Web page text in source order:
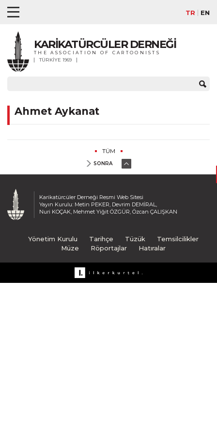
TR EN
KARİKATÜRCÜLER DERNEĞİ
THE ASSOCIATION OF CARTOONISTS
TÜRKİYE 1969
Ahmet Aykanat
TÜM
SONRA
Karikatürcüler Derneği Resmi Web Sitesi
Yayın Kurulu: Metin PEKER, Devrim DEMİRAL,
Nuri KOÇAK, Mehmet Yiğit ÖZGÜR, Özcan ÇALIŞKAN
Yönetim Kurulu Tarihçe Tüzük
Temsilcilikler
Müze
Röportajlar Hatıralar